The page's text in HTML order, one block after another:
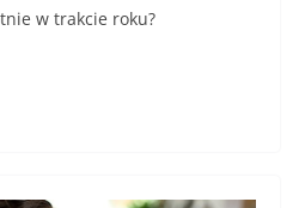
w trakcie roku?